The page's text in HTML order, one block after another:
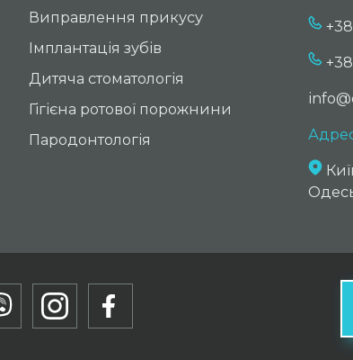
Виправлення прикусу
Імплантація зубів
Дитяча стоматологія
Гігієна ротової порожнини
Пародонтологія